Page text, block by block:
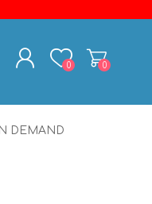
0 0
DEMAND